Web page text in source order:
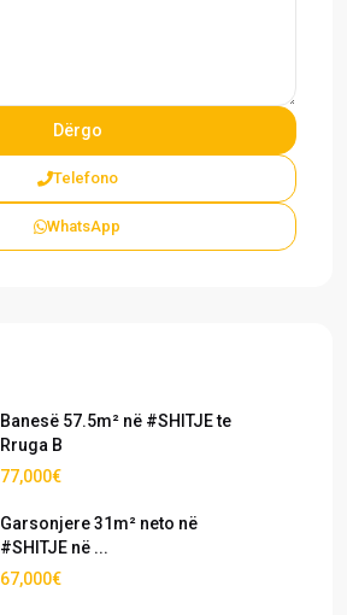
Telefono
WhatsApp
Banesë 57.5m² në #SHITJE te
Rruga B
77,000€
Garsonjere 31m² neto në
#SHITJE në ...
67,000€